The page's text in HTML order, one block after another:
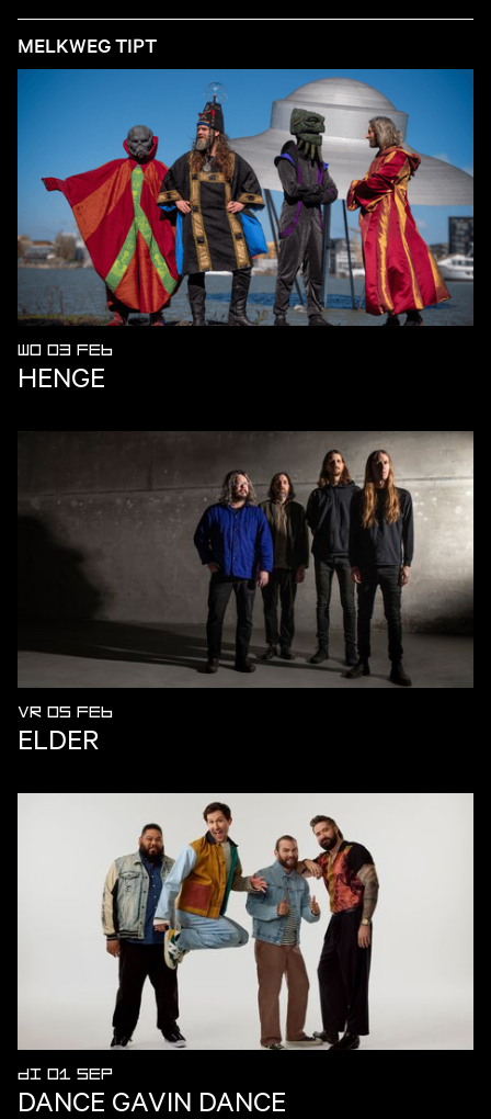
MELKWEG TIPT
WO 03 FEB
HENGE
VR 05 FEB
ELDER
DI 01 SEP
DANCE GAVIN DANCE